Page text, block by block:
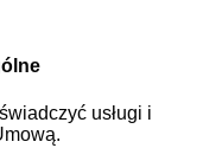
usługi i